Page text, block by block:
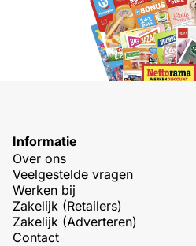
Informatie
Over ons
Veelgestelde vragen
Werken bij
Zakelijk (Retailers)
Zakelijk (Adverteren)
Contact